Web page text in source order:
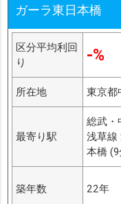
ガーラ東日本橋
区分平均利回
り
-%
所在地 東京都
最寄り駅
総武・
浅草線
本橋 (9
築年数 22年